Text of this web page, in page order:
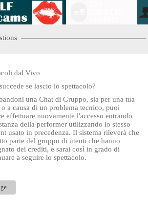
dal Vivo
se lascio lo spettacolo?
una Chat di Gruppo, sia per una tua
o a causa di un problema tecnico, puoi
effettuare nuovamente l'accesso entrando
della performer utilizzando lo stesso
usato in precedenza. Il sistema rileverà che
parte del gruppo di utenti che hanno
dei crediti, e sarai così in grado di
a seguire lo spettacolo.
TIME OFFER!